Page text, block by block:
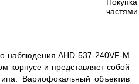
наблюдения AHD-537-240VF-M
корпусе и представляет собой
Вариофокальный объектив